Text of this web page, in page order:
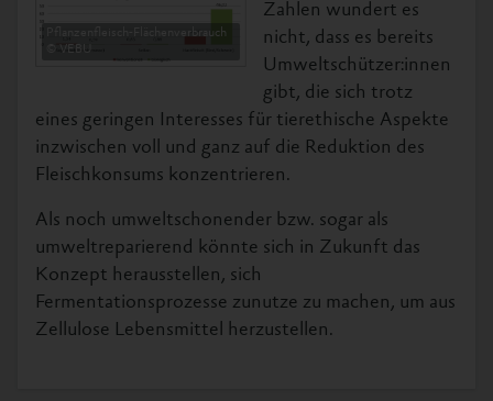
Pflanzenfleisch-Flächenverbrauch
© VEBU
Zahlen wundert es
nicht, dass es bereits
Umweltschützer:innen
gibt, die sich trotz
eines geringen Interesses für tierethische Aspekte
inzwischen voll und ganz auf die Reduktion des
Fleischkonsums konzentrieren.
Als noch umweltschonender bzw. sogar als
umweltreparierend könnte sich in Zukunft das
Konzept herausstellen, sich
Fermentationsprozesse zunutze zu machen, um aus
Zellulose Lebensmittel herzustellen.